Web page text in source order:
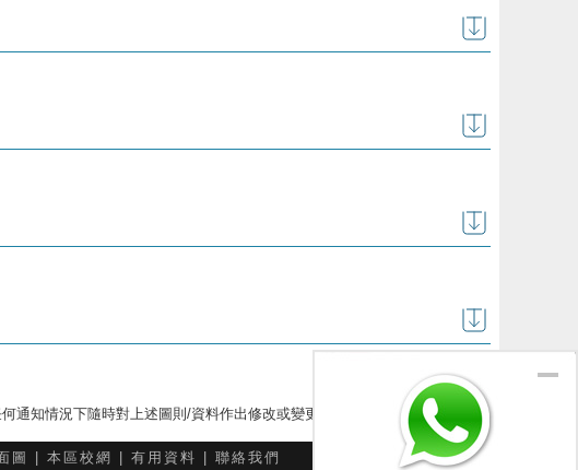
通知情況下隨時對上述圖則/資料作出修改或變更
圖 本區校網 有用資料 聯絡我們